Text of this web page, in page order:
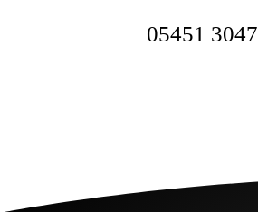
05451 3047